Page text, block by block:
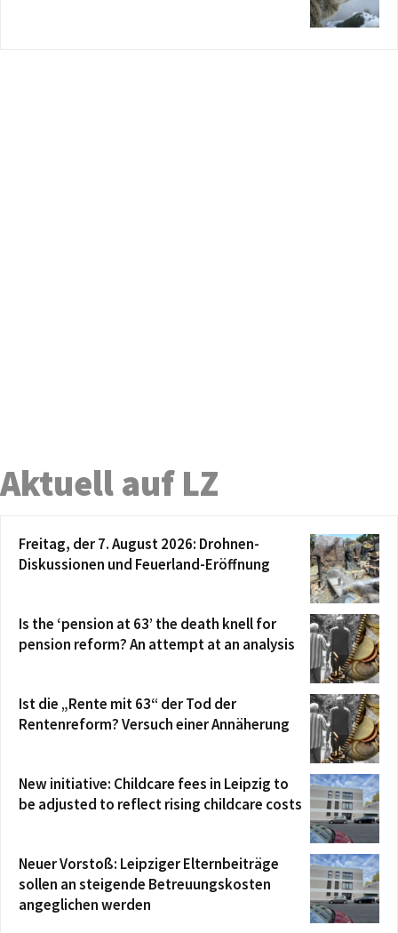
Aktuell auf LZ
Freitag, der 7. August 2026: Drohnen-
Diskussionen und Feuerland-Eröffnung
Is the ‘pension at 63’ the death knell for
pension reform? An attempt at an analysis
Ist die „Rente mit 63“ der Tod der
Rentenreform? Versuch einer Annäherung
New initiative: Childcare fees in Leipzig to
be adjusted to reflect rising childcare costs
Neuer Vorstoß: Leipziger Elternbeiträge
sollen an steigende Betreuungskosten
angeglichen werden